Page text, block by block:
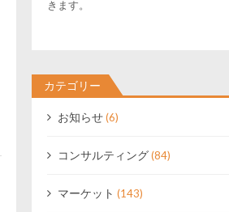
きます。
カテゴリー
お知らせ(6)
コンサルティング(84)
マーケット (143)